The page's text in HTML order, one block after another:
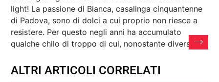
light! La passione di Bianca, casalinga cinquantenne
di Padova, sono di dolci a cui proprio non riesce a
resistere. Per questo negli anni ha accumulato
qualche chilo di troppo di cui, nonostante diversi
ALTRI ARTICOLI CORRELATI